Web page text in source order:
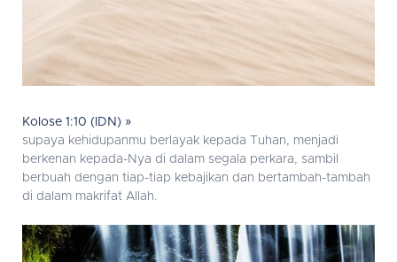
Kolose 1:10 (IDN) »
supaya kehidupanmu berlayak kepada Tuhan, menjadi
berkenan kepada-Nya di dalam segala perkara, sambil
berbuah dengan tiap-tiap kebajikan dan bertambah-tambah
di dalam makrifat Allah.